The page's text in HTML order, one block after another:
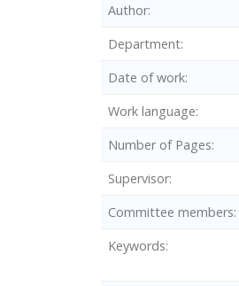
Author
Department
Date of work
Work language
Number of Pages
Supervisor
Committee members
Keywords